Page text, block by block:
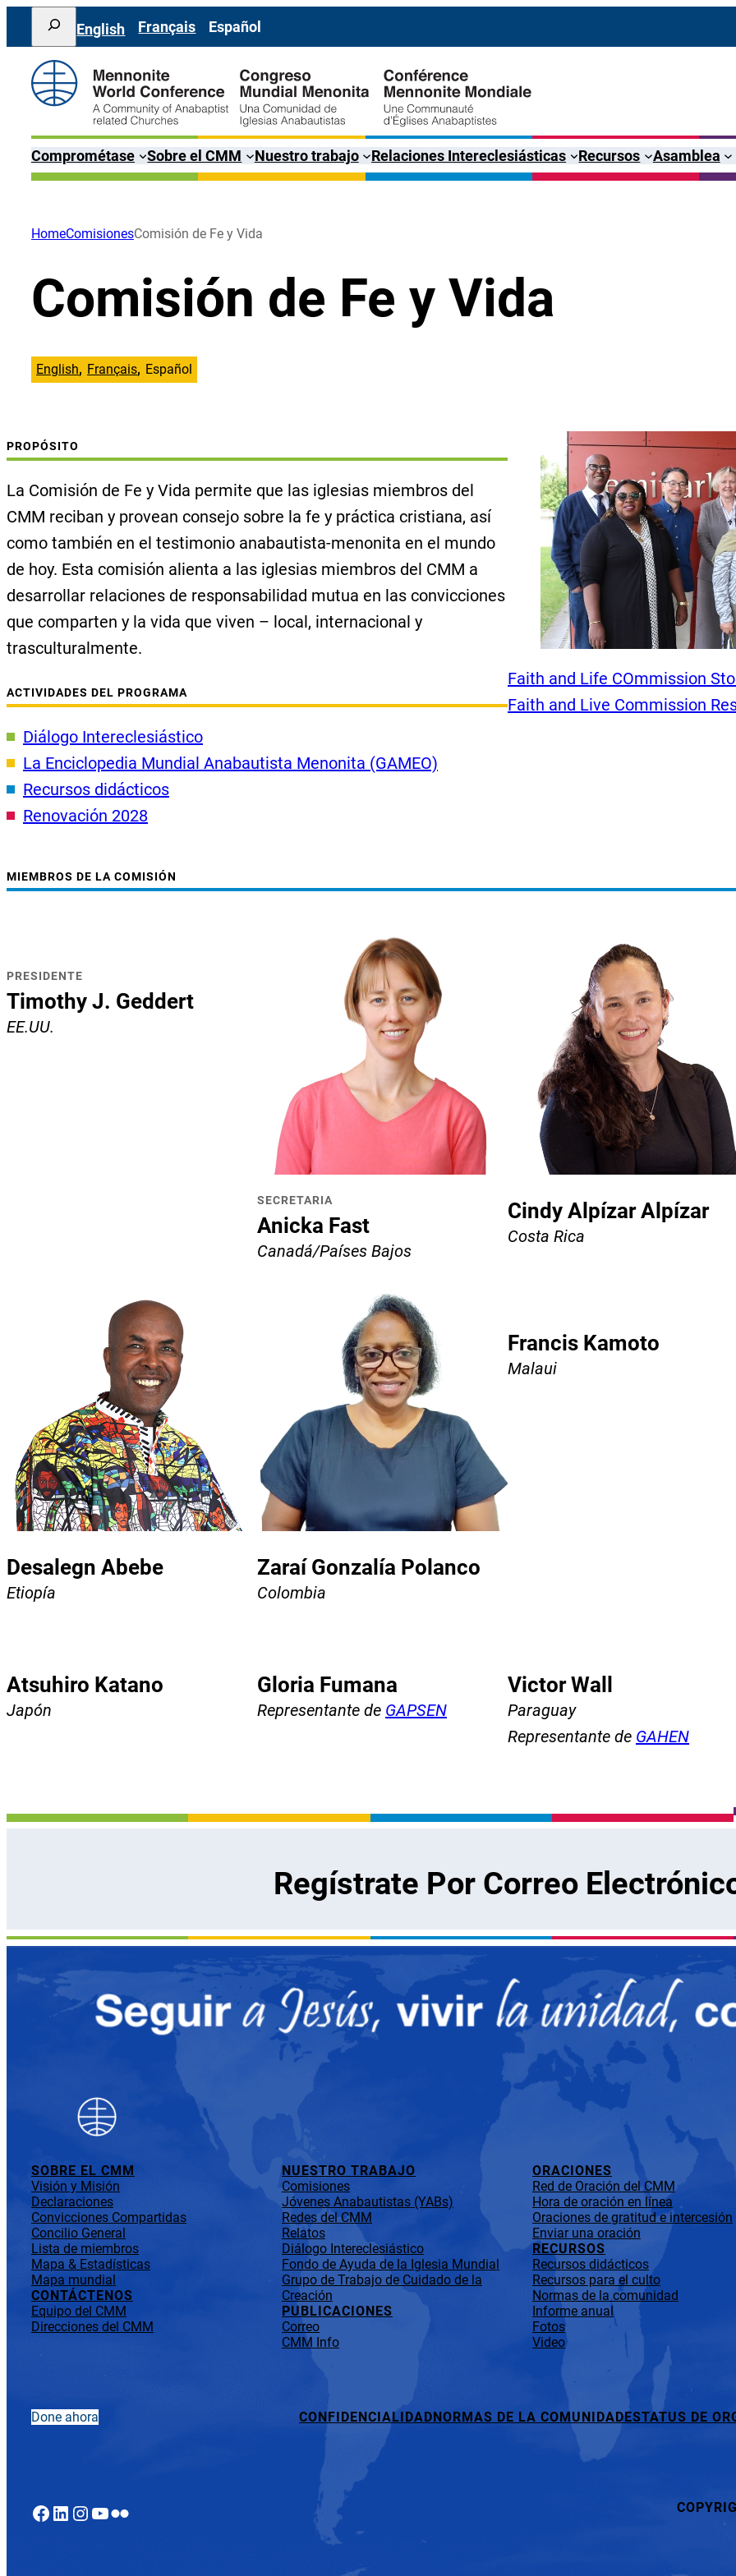
Saltar
contenido
Search
English Français Español
Comprométase Sobre el CMM Nuestro trabajo Relaciones Intereclesiásticas Recursos Asamblea
HomeComisionesComisión de Fe y Vida
Comisión de Fe y Vida
English Français Español
PROPÓSITO
La Comisión de Fe y Vida permite que las iglesias miembros del
CMM reciban y provean consejo sobre la fe y práctica cristiana, así
como también en el testimonio anabautista-menonita en el mundo
de hoy. Esta comisión alienta a las iglesias miembros del CMM a
desarrollar relaciones de responsabilidad mutua en las convicciones
que comparten y la vida que viven – local, internacional y
trasculturalmente.
ACTIVIDADES DEL PROGRAMA
Diálogo Intereclesiástico
La Enciclopedia Mundial Anabautista Menonita (GAMEO)
Recursos didácticos
Renovación 2028
Faith and Life COmmission
Faith and Live Commission
MIEMBROS DE LA COMISIÓN
PRESIDENTE
Timothy J. Geddert
EE.UU.
SECRETARIA
Anicka Fast
Canadá/Países Bajos
Cindy Alpízar Alpízar
Costa Rica
Desalegn Abebe
Etiopía
Zaraí Gonzalía Polanco
Colombia
Francis Kamoto
Malaui
Atsuhiro Katano
Japón
Gloria Fumana
Representante de GAPSEN
Victor Wall
Paraguay
Representante de GAHEN
Regístrate Por Correo
SOBRE EL CMM
Visión y Misión
Declaraciones
Convicciones Compartidas
Concilio General
Lista de miembros
Mapa & Estadísticas
Mapa mundial
CONTÁCTENOS
Equipo del CMM
Direcciones del CMM
NUESTRO TRABAJO
Comisiones
Jóvenes Anabautistas (YABs)
Redes del CMM
Relatos
Diálogo Intereclesiástico
Fondo de Ayuda de la Iglesia Mundial
Grupo de Trabajo de Cuidado de la
Creación
PUBLICACIONES
Correo
CMM Info
ORACIONES
Red de Oración del CMM
Hora de oración en línea
Oraciones de gratitud e intercesión
Enviar una oración
RECURSOS
Recursos didácticos
Recursos para el culto
Normas de la comunidad
Informe anual
Fotos
Video
Done ahora CONFIDENCIALIDAD NORMAS DE LA COMUNIDADESTATUS DE
Facebook
LinkedIn
Instagram
YouTube
Flickr